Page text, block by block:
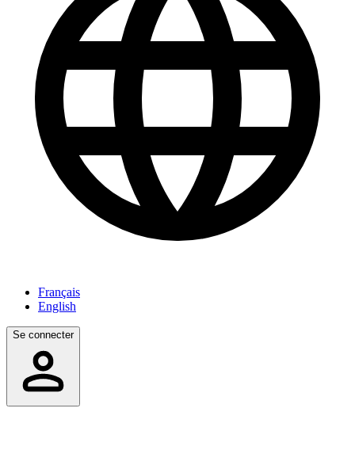
Français
English
Se connecter